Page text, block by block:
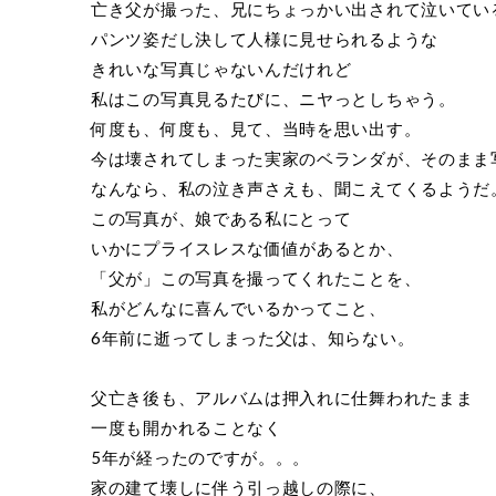
亡き父が撮った、兄にちょっかい出されて泣いてい
パンツ姿だし決して人様に見せられるような
きれいな写真じゃないんだけれど
私はこの写真見るたびに、ニヤっとしちゃう。
何度も、何度も、見て、当時を思い出す。
今は壊されてしまった実家のベランダが、そのまま
なんなら、私の泣き声さえも、聞こえてくるようだ
この写真が、娘である私にとって
いかにプライスレスな価値があるとか、
「父が」この写真を撮ってくれたことを、
私がどんなに喜んでいるかってこと、
6年前に逝ってしまった父は、知らない。
父亡き後も、アルバムは押入れに仕舞われたまま
一度も開かれることなく
5年が経ったのですが。。。
家の建て壊しに伴う引っ越しの際に、